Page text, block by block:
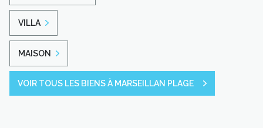
VILLA
MAISON
VOIR TOUS LES BIENS À MARSEILLAN PLAGE